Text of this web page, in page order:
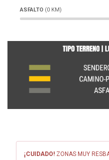
ASFALTO (0 KM)
¡CUIDADO! ZONAS MUY